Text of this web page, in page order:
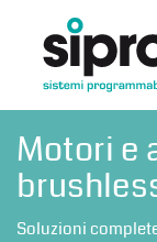
Motori e
Soluzioni